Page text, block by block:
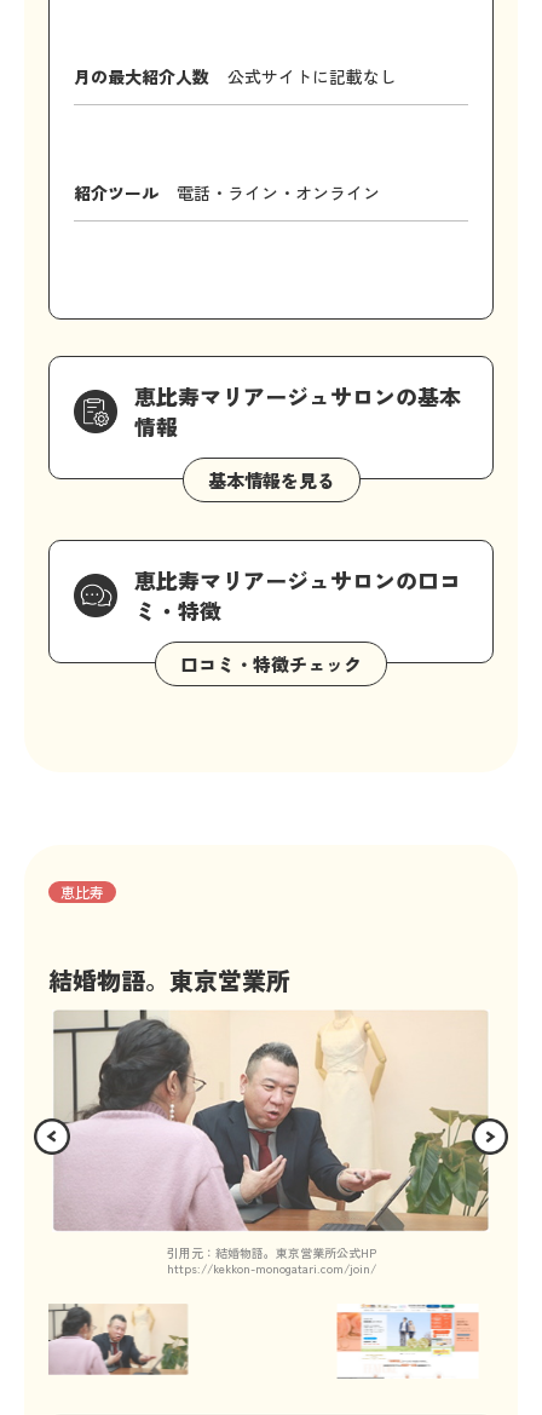
月の最大紹介人数 公式サイトに記載なし
紹介ツール 電話・ライン・オンライン
恵比寿マリアージュサロンの基本
情報
恵比寿マリアージュサロンの口コ
ミ・特徴
恵比寿
結婚物語。東京営業所
引用元：結婚物語。東京営業所公式HP
https://kekkon-monogatari.com/join/